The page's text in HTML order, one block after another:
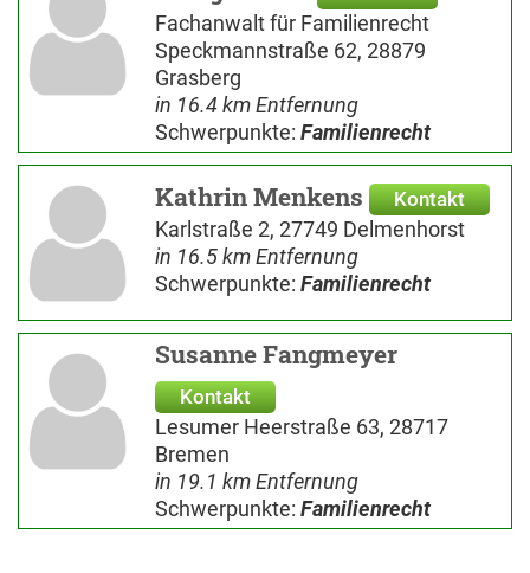
Fachanwalt für Familienrecht
Speckmannstraße 62, 28879
Grasberg
in 16.4 km Entfernung
Schwerpunkte: Familienrecht
Kathrin Menkens Kontakt
Karlstraße 2, 27749 Delmenhorst
in 16.5 km Entfernung
Schwerpunkte: Familienrecht
Susanne Fangmeyer
Kontakt
Lesumer Heerstraße 63, 28717
Bremen
in 19.1 km Entfernung
Schwerpunkte: Familienrecht